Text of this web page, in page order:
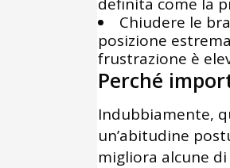
Chiudere le
posizione
frustrazione è
Perché
Indubbiamente,
un’abitudine
migliora alcune